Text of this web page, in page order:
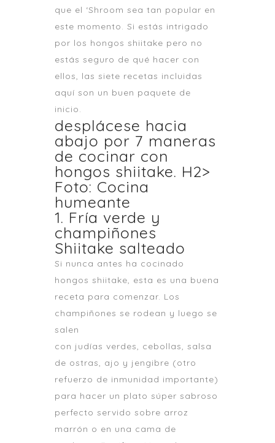
que el ‘Shroom sea tan popular en
este momento. Si estás intrigado
por los hongos shiitake pero no
estás seguro de qué hacer con
ellos, las siete recetas incluidas
aquí son un buen paquete de
inicio.
desplácese hacia
abajo por 7 maneras
de cocinar con
hongos shiitake. H2>
Foto: Cocina
humeante
1. Fría verde y
champiñones
Shiitake salteado
Si nunca antes ha cocinado
hongos shiitake, esta es una buena
receta para comenzar. Los
champiñones se rodean y luego se
salen
con judías verdes, cebollas, salsa
de ostras, ajo y jengibre (otro
refuerzo de inmunidad importante)
para hacer un plato súper sabroso
perfecto servido sobre arroz
marrón o en una cama de